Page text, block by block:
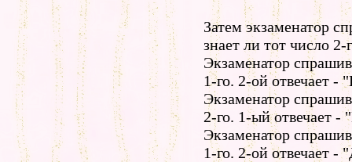
Затем экзаменатор
знает ли тот число
Экзаменатор
1-го. 2-ой отвечает -
Экзаменатор
2-го. 1-ый отвечает -
Экзаменатор
1-го. 2-ой отвечает -